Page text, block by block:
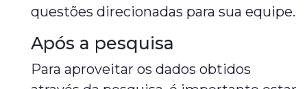
questões direcionadas para sua equipe.
Após a pesquisa
Para aproveitar os dados obtidos